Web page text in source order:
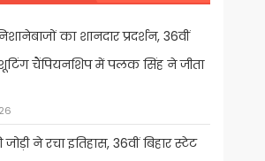
का शानदार प्रदर्शन, 36वीं
शूटिंग चैंपियनशिप में पलक सिंह ने जीता
जोड़ी ने रचा इतिहास, 36वीं बिहार स्टेट